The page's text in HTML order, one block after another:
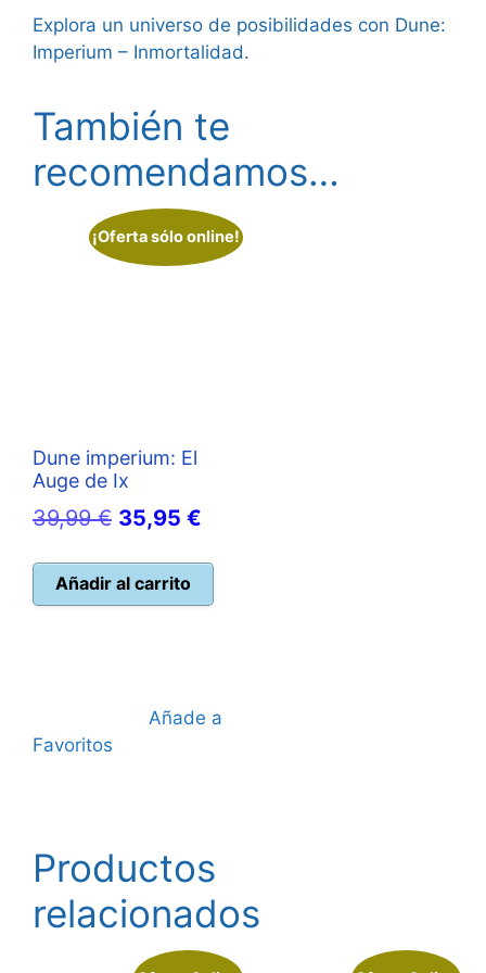
Explora un universo de posibilidades con Dune:
Imperium – Inmortalidad.
También te
recomendamos…
¡Oferta sólo online!
Dune imperium: El
Auge de Ix
39,99€ El
original
era:
35,95 €
es:
Añadir al carrito
Añade a
Favoritos
Productos
relacionados